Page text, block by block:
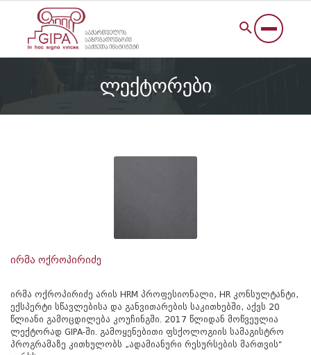
ლექტორები
ირმა ოქროპირიძე
ირმა ოქროპირიძე არის HRM პროფესიონალი, HR კონსულტანტი,
ექსპერტი სწავლებისა და განვითარების საკითხებში, აქვს 20
წლიანი გამოცდილება კოუჩინგში. 2017 წლიდან მოწვეულია
ლექტორად GIPA-ში. გამოყენებითი ფსქოლოგიის სამაგისტრო
პროგრამაზე კითხულობს „ადამიანური რესურსების მართვის“